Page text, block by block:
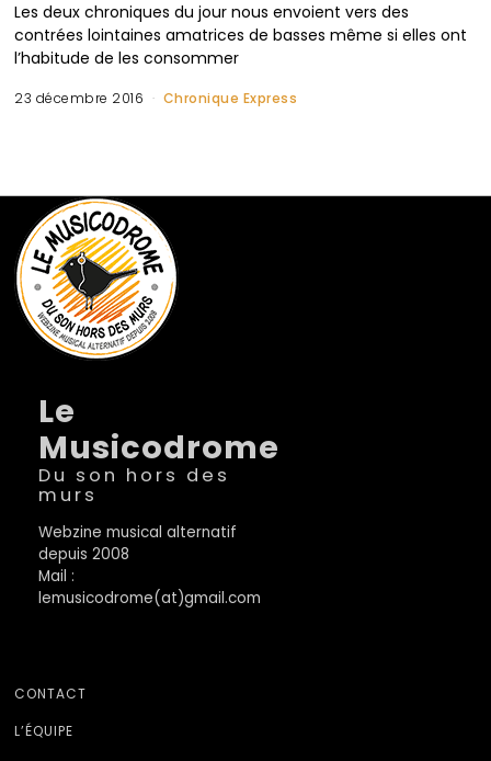
Les deux chroniques du jour nous envoient vers des
contrées lointaines amatrices de basses même si elles ont
l’habitude de les consommer
23 décembre 2016 Chronique Express
Le
Musicodrome
Du son hors des
murs
Webzine musical alternatif
depuis 2008
Mail :
lemusicodrome(at)gmail.com
CONTACT
L’ÉQUIPE